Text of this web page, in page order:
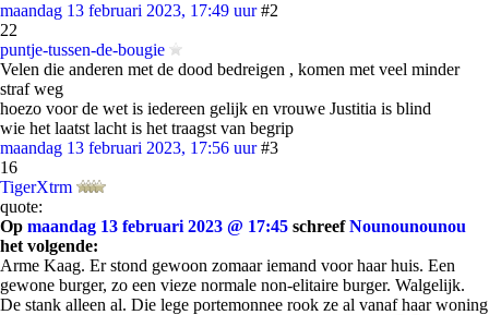
maandag 13 februari 2023, 17:49 uur #2
22
puntje-tussen-de-bougie
Velen die anderen met de dood bedreigen , komen met veel minder
straf weg
hoezo voor de wet is iedereen gelijk en vrouwe Justitia is blind
wie het laatst lacht is het traagst van begrip
maandag 13 februari 2023, 17:56 uur #3
16
TigerXtrm
quote:
Op maandag 13 februari 2023 @ 17:45 schreefNounounounou
het volgende:
Arme Kaag. Er stond gewoon zomaar iemand voor haar huis. Een
gewone burger, zo een vieze normale non-elitaire burger. Walgelijk.
De stank alleen al. Die lege portemonnee rook ze al vanaf haar woning